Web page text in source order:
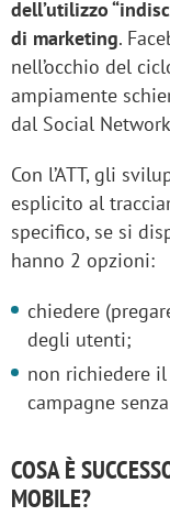
dell’utilizzo
di marketing.
nell’occhio del
ampiamente
dal Social
Con l’ATT, gli
esplicito al
specifico, se si
hanno 2 opzioni:
chiedere
degli utenti;
non richiedere
campagne
COSA È
MOBILE?